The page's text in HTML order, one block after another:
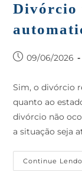
Divórcio
09/06/2026
Sim, o divórcio
quanto ao
divórcio não
a situação seja
Continue Lendo